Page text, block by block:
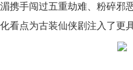
湄携手闯过五重劫难、粉碎邪
化看点为古装仙侠剧注入了更